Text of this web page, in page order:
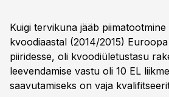
Kuigi tervikuna jääb piimatootmine
kvoodiaastal (2014/2015)
piiridesse, oli kvoodiületustasu
leevendamise vastu oli 10 EL
saavutamiseks on vaja